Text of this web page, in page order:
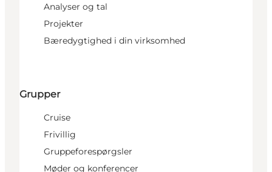
Analyser og tal
Projekter
Bæredygtighed i din virksomhed
Grupper
Cruise
Frivillig
Gruppeforespørgsler
Møder og konferencer